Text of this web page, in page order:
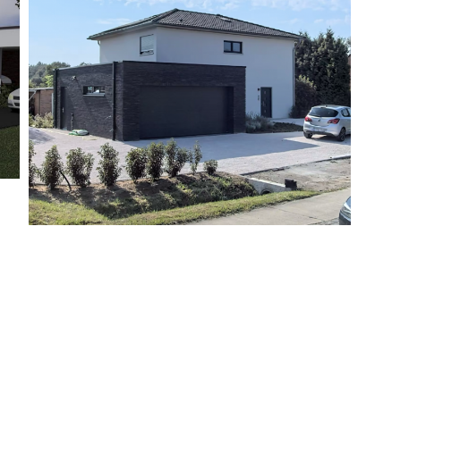
Energetische nieuwbouw Lievegem